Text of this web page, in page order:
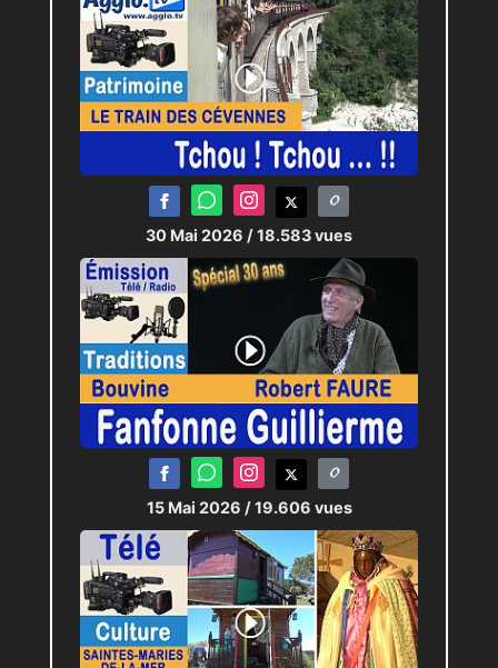
30 Mai 2026 / 18.583 vues
15 Mai 2026 / 19.606 vues